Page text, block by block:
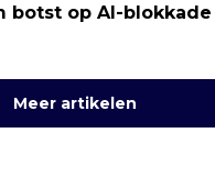
botst op AI-
Meer artikelen